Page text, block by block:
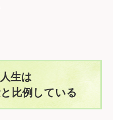
生は
比例している